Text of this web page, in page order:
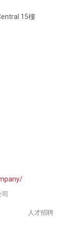
15樓
人才招聘